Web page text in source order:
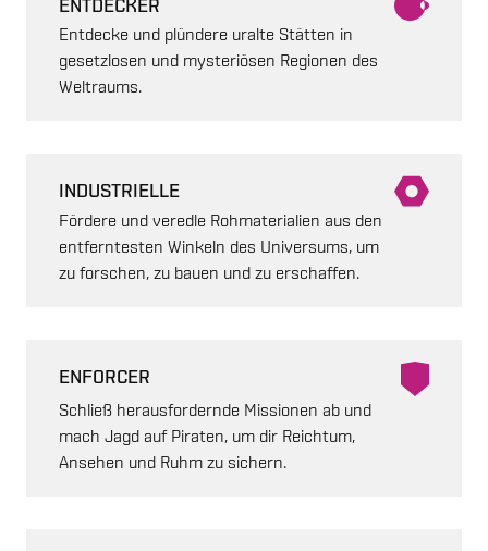
ENTDECKER
Entdecke und plündere uralte Stätten in
gesetzlosen und mysteriösen Regionen des
Weltraums.
INDUSTRIELLE
Fördere und veredle Rohmaterialien aus den
entferntesten Winkeln des Universums, um
zu forschen, zu bauen und zu erschaffen.
ENFORCER
Schließ herausfordernde Missionen ab und
mach Jagd auf Piraten, um dir Reichtum,
Ansehen und Ruhm zu sichern.